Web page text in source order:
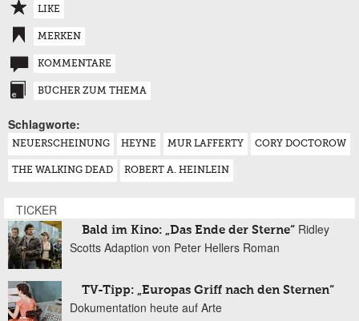
LIKE
MERKEN
KOMMENTARE
BÜCHER ZUM THEMA
Schlagworte:
NEUERSCHEINUNG HEYNE MUR LAFFERTY CORY DOCTOROW
THE WALKING DEAD ROBERT A. HEINLEIN
TICKER
Bald im Kino: „Das Ende der Sterne“ Ridley
Scotts Adaption von Peter Hellers Roman
TV-Tipp: „Europas Griff nach den Sternen“
Dokumentation heute auf Arte